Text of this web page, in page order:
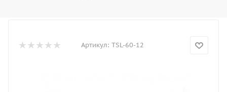
Артикул: TSL-60-12